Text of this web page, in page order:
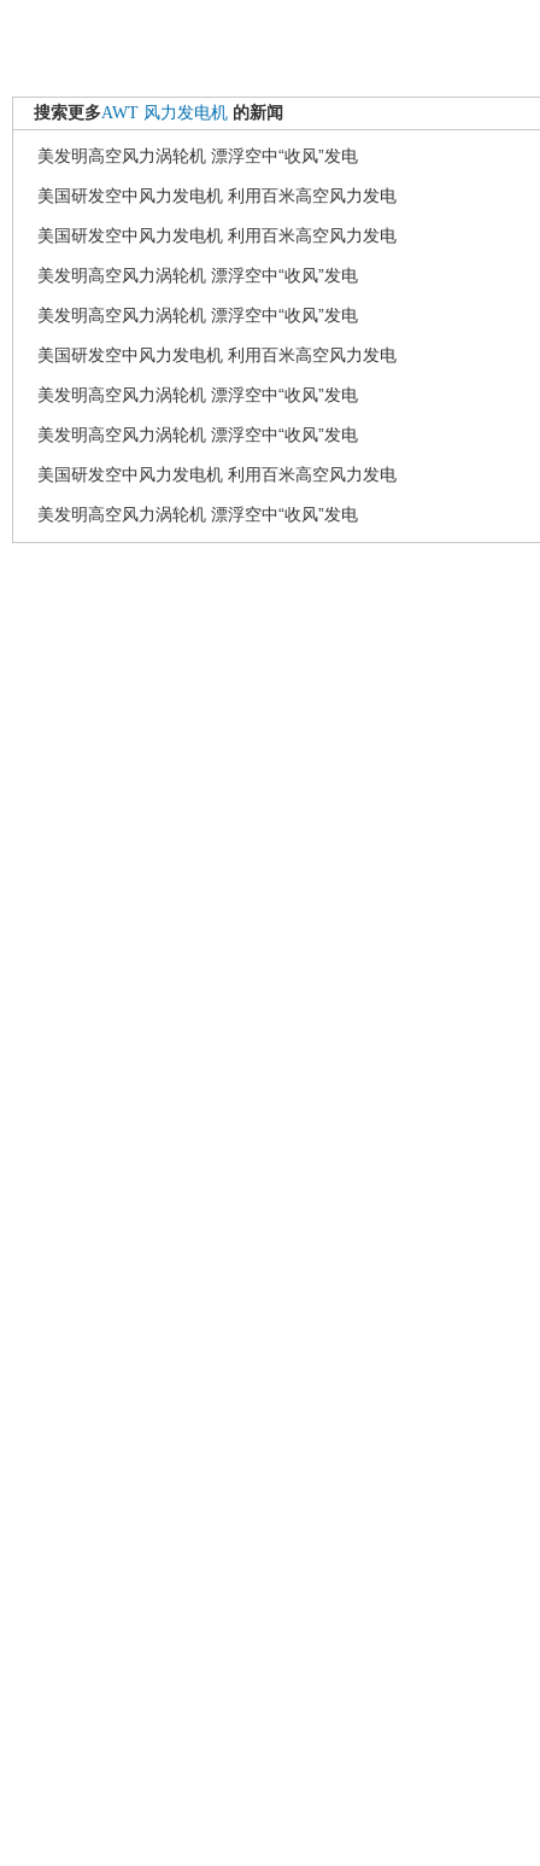
搜索更多AWT 风力发电机 的新闻
美发明高空风力涡轮机 漂浮空中“收风”发电
美国研发空中风力发电机 利用百米高空风力发电
美国研发空中风力发电机 利用百米高空风力发电
美发明高空风力涡轮机 漂浮空中“收风”发电
美发明高空风力涡轮机 漂浮空中“收风”发电
美国研发空中风力发电机 利用百米高空风力发电
美发明高空风力涡轮机 漂浮空中“收风”发电
美发明高空风力涡轮机 漂浮空中“收风”发电
美国研发空中风力发电机 利用百米高空风力发电
美发明高空风力涡轮机 漂浮空中“收风”发电